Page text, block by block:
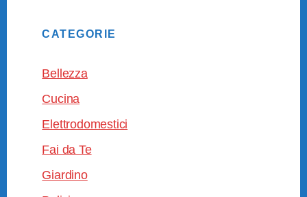
CATEGORIE
Bellezza
Cucina
Elettrodomestici
Fai da Te
Giardino